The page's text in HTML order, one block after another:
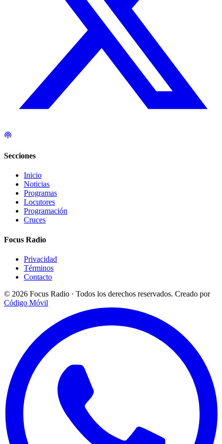
Secciones
Inicio
Noticias
Programas
Locutores
Programación
Cruces
Focus Radio
Privacidad
Términos
Contacto
© 2026 Focus Radio · Todos los derechos reservados. Creado por
Código Móvil